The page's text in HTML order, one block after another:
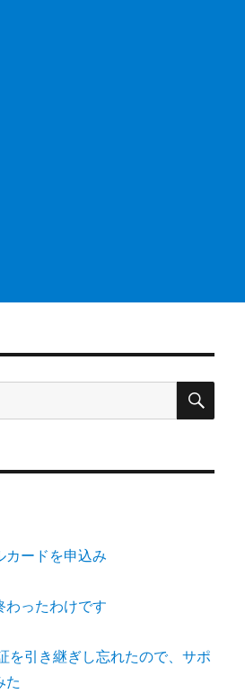
検
カードを申込み
わったわけです
を引き継ぎし忘れたので、サポ
た